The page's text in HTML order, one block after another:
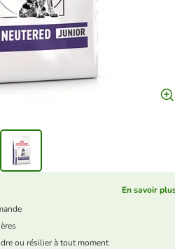
En savoir
ou résilier à tout moment